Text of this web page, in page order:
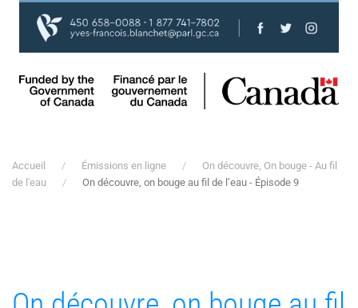
Accueil Émissions en ligne
On découvre, On bouge - Au fil
de l'eau
On découvre, on bouge au fil de l’eau - Épisode 9